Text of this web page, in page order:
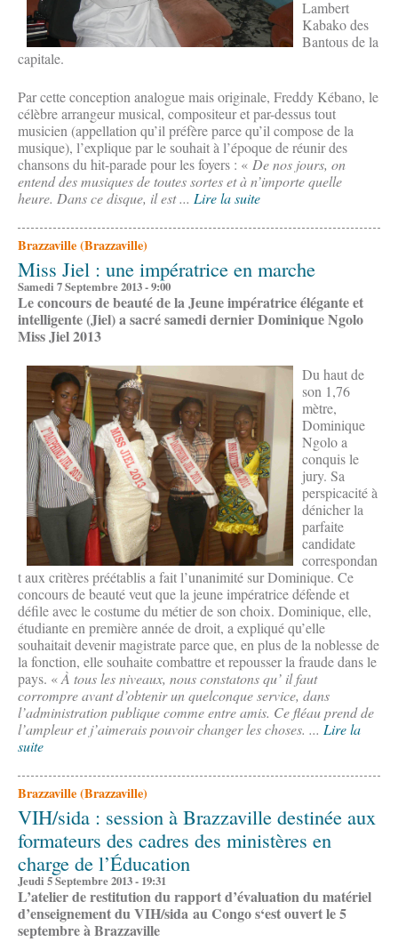
Lambert
Kabako des
Bantous de la
capitale.
Par cette conception analogue mais originale, Freddy Kébano, le
célèbre arrangeur musical, compositeur et par-dessus tout
musicien (appellation qu’il préfère parce qu’il compose de la
musique), l’explique par le souhait à l’époque de réunir des
chansons du hit-parade pour les foyers : « De nos jours, on
entend des musiques de toutes sortes et à n’importe quelle
heure. Dans ce disque, il est ... Lire la suite
Brazzaville (Brazzaville)
Miss Jiel : une impératrice en marche
Samedi 7 Septembre 2013 - 9:00
Le concours de beauté de la Jeune impératrice élégante et
intelligente (Jiel) a sacré samedi dernier Dominique Ngolo
Miss Jiel 2013
Du haut de
son 1,76
mètre,
Dominique
Ngolo a
conquis le
jury. Sa
perspicacité à
dénicher la
parfaite
candidate
correspondan
t aux critères préétablis a fait l’unanimité sur Dominique. Ce
concours de beauté veut que la jeune impératrice défende et
défile avec le costume du métier de son choix. Dominique, elle,
étudiante en première année de droit, a expliqué qu’elle
souhaitait devenir magistrate parce que, en plus de la noblesse de
la fonction, elle souhaite combattre et repousser la fraude dans le
pays. «À tous les niveaux, nous constatons qu’ il faut
corrompre avant d’obtenir un quelconque service, dans
l’administration publique comme entre amis. Ce fléau prend de
l’ampleur et j’aimerais pouvoir changer les choses. ... Lire la
suite
Brazzaville (Brazzaville)
VIH/sida : session à Brazzaville destinée aux
formateurs des cadres des ministères en
charge de l’Éducation
Jeudi 5 Septembre 2013 - 19:31
L’atelier de restitution du rapport d’évaluation du matériel
d’enseignement du VIH/sida au Congo s‘est ouvert le 5
septembre à Brazzaville